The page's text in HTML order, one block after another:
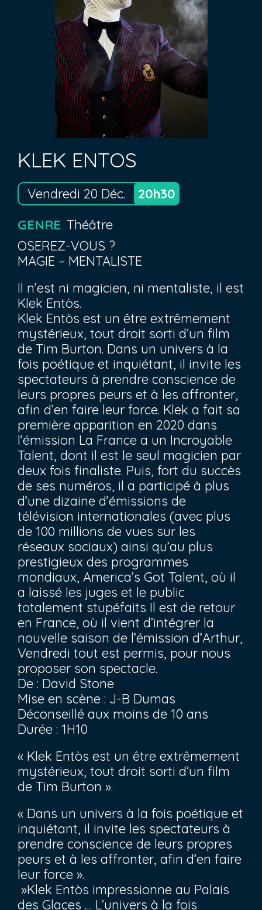
KLEK ENTOS
Vendredi 20 Déc.
20h30
GENRE Théâtre
OSEREZ-VOUS ?
MAGIE – MENTALISTE
Il n’est ni magicien, ni mentaliste, il est
Klek Entòs.
Klek Entòs est un être extrêmement
mystérieux, tout droit sorti d’un film
de Tim Burton. Dans un univers à la
fois poétique et inquiétant, il invite les
spectateurs à prendre conscience de
leurs propres peurs et à les affronter,
afin d’en faire leur force. Klek a fait sa
première apparition en 2020 dans
l’émission La France a un Incroyable
Talent, dont il est le seul magicien par
deux fois finaliste. Puis, fort du succès
de ses numéros, il a participé à plus
d’une dizaine d’émissions de
télévision internationales (avec plus
de 100 millions de vues sur les
réseaux sociaux) ainsi qu’au plus
prestigieux des programmes
mondiaux, America’s Got Talent, où il
a laissé les juges et le public
totalement stupéfaits Il est de retour
en France, où il vient d’intégrer la
nouvelle saison de l’émission d’Arthur,
Vendredi tout est permis, pour nous
proposer son spectacle.
De : David Stone
Mise en scène : J-B Dumas
Déconseillé aux moins de 10 ans
Durée : 1H10
« Klek Entòs est un être extrêmement
mystérieux, tout droit sorti d’un film
de Tim Burton ».
« Dans un univers à la fois poétique et
inquiétant, il invite les spectateurs à
prendre conscience de leurs propres
peurs et à les affronter, afin d’en faire
leur force ».
​ »Klek Entòs impressionne au Palais
des Glaces … L’univers à la fois